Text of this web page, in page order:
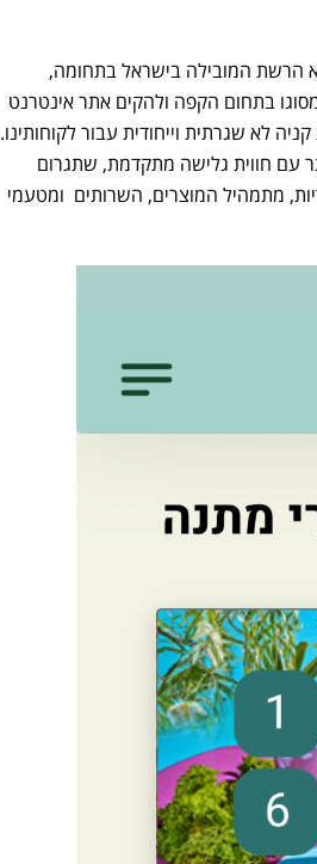
הרשת המובילה בישראל בתחומה,
מסוגו בתחום הקפה ולהקים אתר אינטרנט
לא שגרתית וייחודית עבור לקוחותינו.
עם חווית גלישה מתקדמת, שתגרום
מתמהיל המוצרים, השרותים ומטעמי